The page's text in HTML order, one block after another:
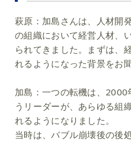
萩原： 加島さんは、人材開
の組織において経営人材、
られてきました。まずは、
れるようになった背景をお
加島： 一つの転機は、2000
うリーダーが、あらゆる組
れるようになりました。
当時は、バブル崩壊後の後